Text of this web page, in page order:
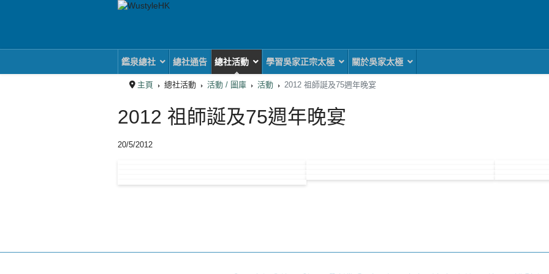
鑑泉總社 總社通告 總社活動 學習吳家正宗太極 關於吳家太極
主頁 總社活動 活動 / 圖庫 活動 2012 祖師誕及75週年晚宴
2012 祖師誕及75週年晚宴
20/5/2012